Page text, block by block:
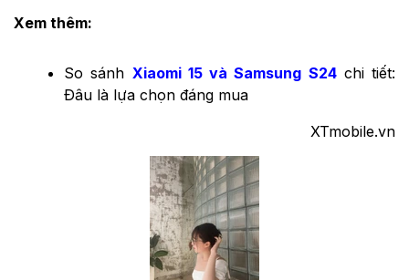
Xem thêm:
So sánh Xiaomi 15 và Samsung S24chi tiết:
Đâu là lựa chọn đáng mua
XTmobile.vn